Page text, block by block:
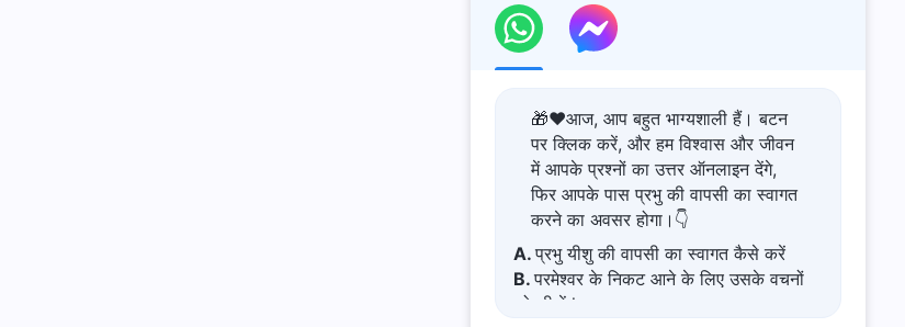
🎁❤️आज, आप बहुत भाग्यशाली हैं। बटन
पर क्लिक करें, और हम विश्वास और जीवन
में आपके प्रश्नों का उत्तर ऑनलाइन देंगे,
फिर आपके पास प्रभु की वापसी का स्वागत
करने का अवसर होगा।👇
A.प्रभु यीशु की वापसी का स्वागत कैसे करें
B.परमेश्वर के निकट आने के लिए उसके वचनों
को सीखें l